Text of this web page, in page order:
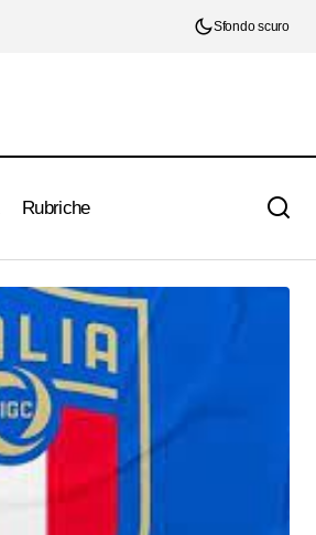
Sfondo scuro
Rubriche
Baldini accende il futuro azzurro: "Questa
Italia ha talento, cuore e fame di successo"